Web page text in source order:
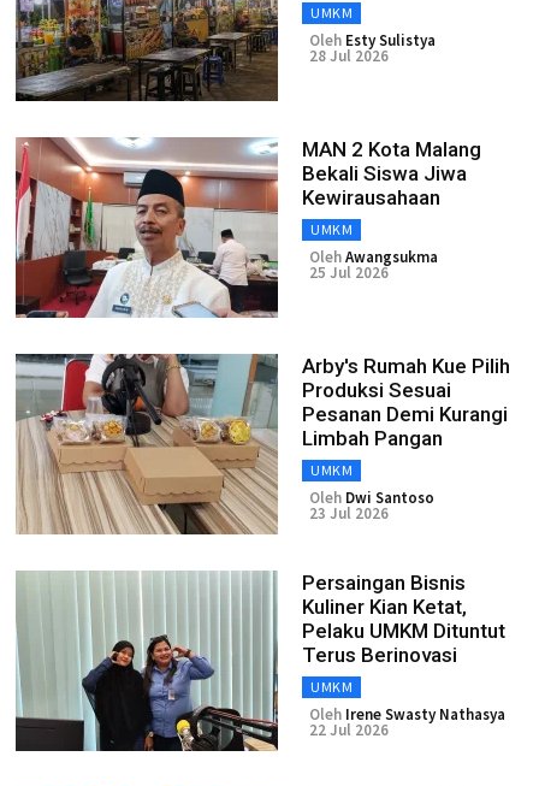
UMKM
Oleh Esty Sulistya
28 Jul 2026
MAN 2 Kota Malang
Bekali Siswa Jiwa
Kewirausahaan
UMKM
OlehAwangsukma
25 Jul 2026
Arby's Rumah Kue Pilih
Produksi Sesuai
Pesanan Demi Kurangi
Limbah Pangan
UMKM
Oleh Dwi Santoso
23 Jul 2026
Persaingan Bisnis
Kuliner Kian Ketat,
Pelaku UMKM Dituntut
Terus Berinovasi
UMKM
Oleh Irene Swasty Nathasya
22 Jul 2026